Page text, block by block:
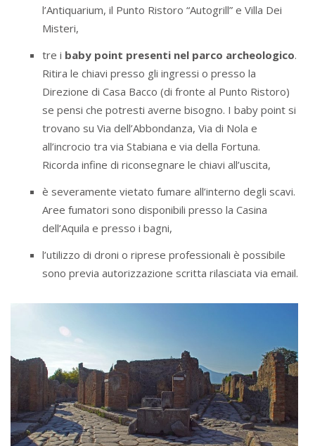
l’Antiquarium, il Punto Ristoro “Autogrill” e Villa Dei
Misteri,
tre i baby point presenti nel parco archeologico.
Ritira le chiavi presso gli ingressi o presso la
Direzione di Casa Bacco (di fronte al Punto Ristoro)
se pensi che potresti averne bisogno. I baby point si
trovano su Via dell’Abbondanza, Via di Nola e
all’incrocio tra via Stabiana e via della Fortuna.
Ricorda infine di riconsegnare le chiavi all’uscita,
è severamente vietato fumare all’interno degli scavi.
Aree fumatori sono disponibili presso la Casina
dell’Aquila e presso i bagni,
l’utilizzo di droni o riprese professionali è possibile
sono previa autorizzazione scritta rilasciata via email.